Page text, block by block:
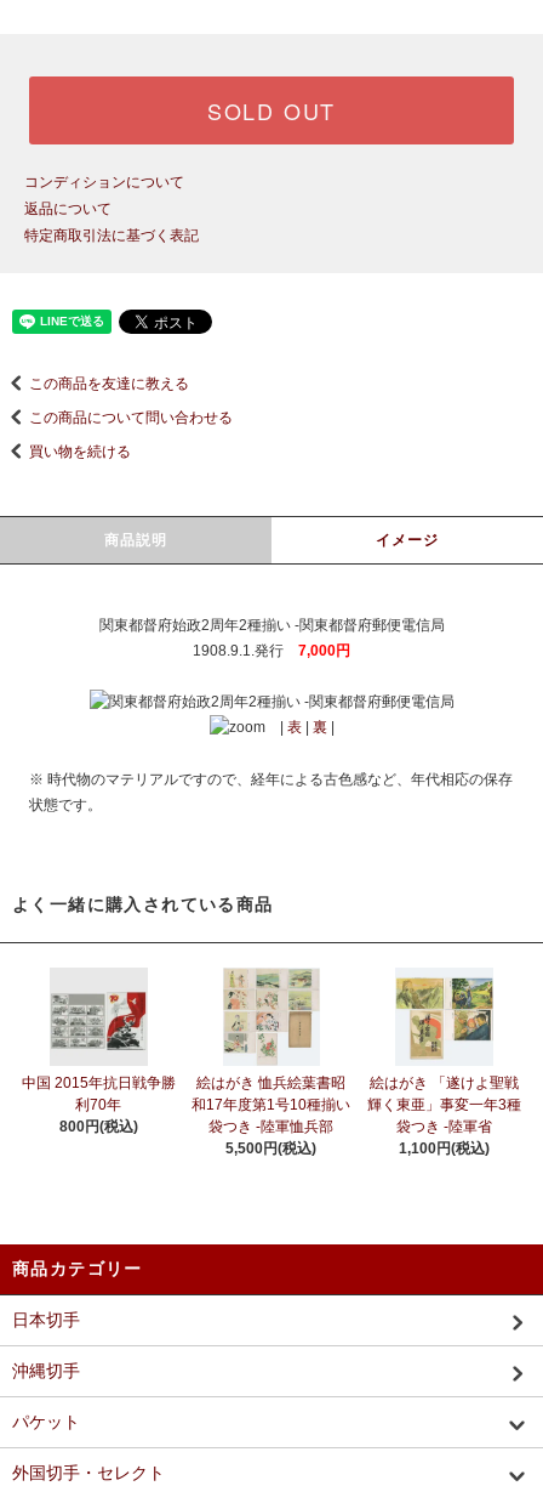
SOLD OUT
コンディションについて
返品について
特定商取引法に基づく表記
この商品を友達に教える
この商品について問い合わせる
買い物を続ける
商品説明 イメージ
関東都督府始政2周年2種揃い -関東都督府郵便電信局
1908.9.1.発行 7,000円
| 表| 裏|
※ 時代物のマテリアルですので、経年による古色感など、年代相応の保存
状態です。
よく一緒に購入されている商品
中国 2015年抗日戦争勝
利70年
800円(税込)
絵はがき 恤兵絵葉書昭
和17年度第1号10種揃い
袋つき -陸軍恤兵部
5,500円(税込)
絵はがき 「遂けよ聖戦
輝く東亜」事変一年3種
袋つき -陸軍省
1,100円(税込)
商品カテゴリー
日本切手
沖縄切手
パケット
外国切手・セレクト